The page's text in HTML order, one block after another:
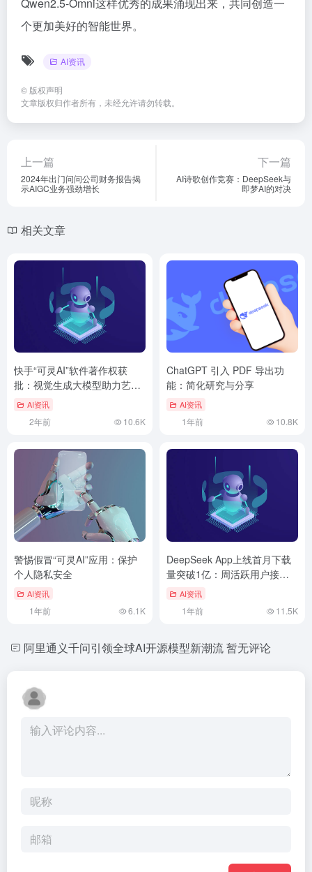
个更加美好的智能世界。
AI资讯
© 版权声明
文章版权归作者所有，未经允许请勿转载。
上一篇
2024年出门问问公司财务报告揭
示AIGC业务强劲增长
下一篇
AI诗歌创作竞赛：DeepSeek与
即梦AI的对决
相关文章
快手“可灵AI”软件著作权获
批：视觉生成大模型助力艺术
创作AI资讯
2年前 10.6K
ChatGPT 引入 PDF 导出功
能：简化研究与分享
AI资讯
1年前 10.8K
警惕假冒“可灵AI”应用：保护
个人隐私安全
AI资讯
1年前 6.1K
DeepSeek App上线首月下载
量突破1亿：周活跃用户接近
9700万
AI资讯
1年前 11.5K
阿里通义千问引领全球AI开源模型新潮流暂无评论